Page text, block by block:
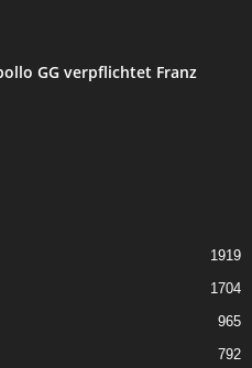
GG verpflichtet Franz
1919
1704
965
792